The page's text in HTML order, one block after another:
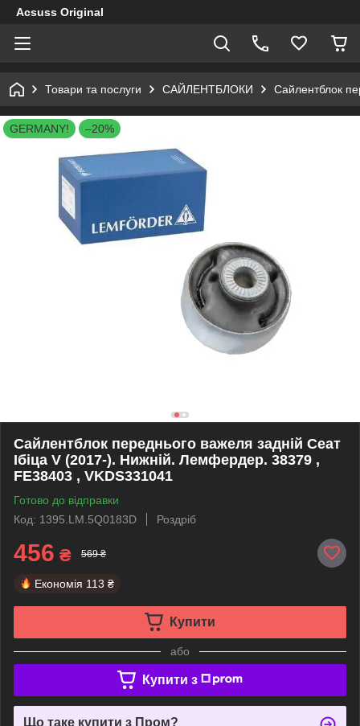
Acsuss Original
Товари та послуги САЙЛЕНТБЛОКИ Сайлентблок
GERMANY! –20%
Сайлентблок переднього важеля задній Сеат
Ібіца V (2017-). Нижній. Лемфердер. 38379 ,
FE38403 , VKDS331041
Готово до відправки
Код: 1395.LM.5Q0183D
Роздріб
456 ₴ 569 ₴
Економія 113 ₴
Купити
або
Купити з
Що таке купити з Пром?